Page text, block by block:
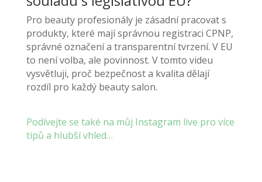
Pro beauty profesionály je zásadní pracovat s
produkty, které mají správnou registraci CPNP,
správné označení a transparentní tvrzení. V EU
to není volba, ale povinnost. V tomto videu
vysvětluji, proč bezpečnost a kvalita dělají
rozdíl pro každý beauty salon.
Podívejte se také na můj Instagram live pro více
tipů a hlubší vhled…